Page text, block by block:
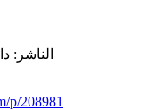
الناشر:
p/208981